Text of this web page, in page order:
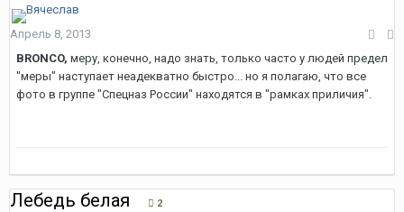
Апрель 8, 2013
BRONCO, меру, конечно, надо знать, только часто у людей предел
"меры" наступает неадекватно быстро... но я полагаю, что все
фото в группе "Спецназ России" находятся в "рамках приличия".
Лебедь белая 2